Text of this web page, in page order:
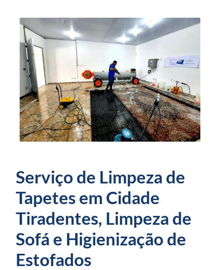
Serviço de Limpeza de
Tapetes em Cidade
Tiradentes, Limpeza de
Sofá e Higienização de
Estofados